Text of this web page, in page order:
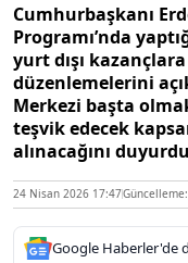
Cumhurbaşkanı
Programı’nda
yurt dışı
düzenlemelerini
Merkezi başta
teşvik edecek
alınacağını
24 Nisan 2026 17:47
Google Haberler'de